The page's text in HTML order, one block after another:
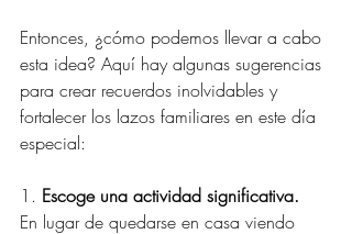
Entonces, ¿cómo podemos llevar a cabo
esta idea? Aquí hay algunas sugerencias
para crear recuerdos inolvidables y
fortalecer los lazos familiares en este día
especial:
1. Escoge una actividad significativa.
En lugar de quedarse en casa viendo